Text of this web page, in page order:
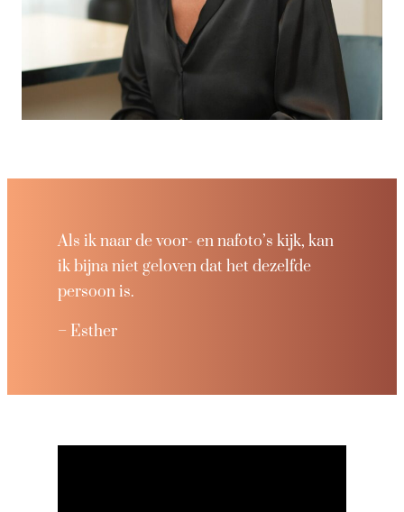
Als ik naar de voor- en nafoto’s kijk, kan
ik bijna niet geloven dat het dezelfde
persoon is.
– Esther